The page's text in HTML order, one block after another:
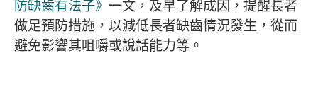
防缺齒有法子》 一文，及早了解成因，提醒長者
做足預防措施，以減低長者缺齒情況發生，從而
避免影響其咀嚼或說話能力等。